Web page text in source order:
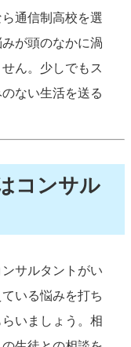
通信制高校を選
が頭のなかに渦
ん。少しでもス
ない生活を送る
コンサル
サルタントがい
いる悩みを打ち
いましょう。相